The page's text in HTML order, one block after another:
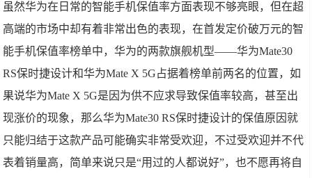
虽然华为在日常的智能手机保值率方面表现不够亮眼，但在超
高端的市场中却有着非常出色的表现，在首发定价破万元的智
能手机保值率榜单中，华为的两款旗舰机型——华为Mate30
RS保时捷设计和华为Mate X 5G占据着榜单前两名的位置，如
果说华为Mate X 5G是因为供不应求导致保值率较高，甚至出
现涨价的现象，那么华为Mate30 RS保时捷设计的保值原因就
只能归结于这款产品可能确实非常受欢迎，不过受欢迎并不代
表着销量高，简单来说只是“用过的人都说好”，也不愿再将自